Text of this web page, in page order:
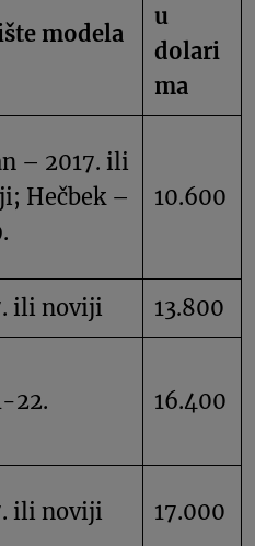
modela
u
dolari
ma
– 2017. ili
Hečbek –
10.600
ili noviji 13.800
22. 16.400
ili noviji 17.000